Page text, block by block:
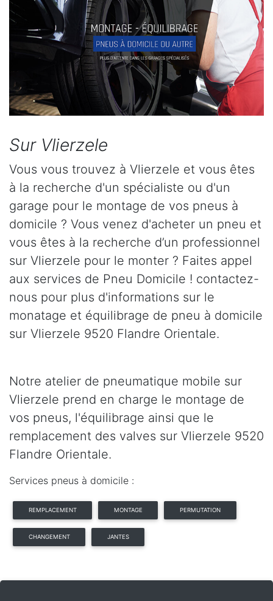
Sur Vlierzele
Vous vous trouvez à Vlierzele et vous êtes
à la recherche d'un spécialiste ou d'un
garage pour le montage de vos pneus à
domicile ? Vous venez d'acheter un pneu et
vous êtes à la recherche d’un professionnel
sur Vlierzele pour le monter ? Faites appel
aux services de Pneu Domicile ! contactez-
nous pour plus d'informations sur le
monatage et équilibrage de pneu à domicile
sur Vlierzele 9520 Flandre Orientale.
Notre atelier de pneumatique mobile sur
Vlierzele prend en charge le montage de
vos pneus, l'équilibrage ainsi que le
remplacement des valves sur Vlierzele 9520
Flandre Orientale.
Services pneus à domicile :
REMPLACEMENT MONTAGE PERMUTATION
CHANGEMENT JANTES